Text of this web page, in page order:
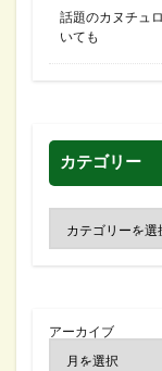
話題のカヌチュ
いても
カテゴリー
アーカイブ